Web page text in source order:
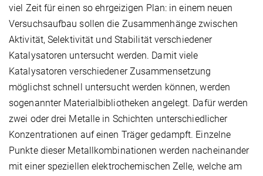
viel Zeit für einen so ehrgeizigen Plan: in einem neuen
Versuchsaufbau sollen die Zusammenhänge zwischen
Aktivität, Selektivität und Stabilität verschiedener
Katalysatoren untersucht werden. Damit viele
Katalysatoren verschiedener Zusammensetzung
möglichst schnell untersucht werden können, werden
sogenannter Materialbibliotheken angelegt. Dafür werden
zwei oder drei Metalle in Schichten unterschiedlicher
Konzentrationen auf einen Träger gedampft. Einzelne
Punkte dieser Metallkombinationen werden nacheinander
mit einer speziellen elektrochemischen Zelle, welche am